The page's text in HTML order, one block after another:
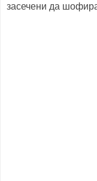
засечени да